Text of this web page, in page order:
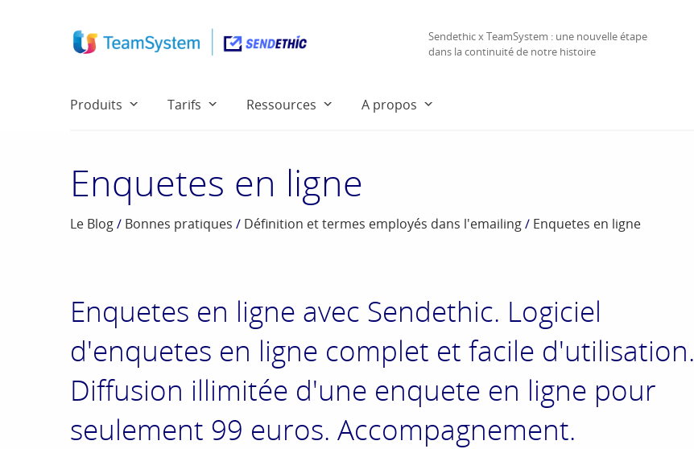
Sendethic x TeamSystem : une nouvelle étape
dans la continuité de notre histoire
Produits Tarifs Ressources A propos
Enquetes en ligne
Le Blog/ Bonnes pratiques / Définition et termes employés dans l'emailing/ Enquetes en ligne
Enquetes en ligne avec Sendethic. Logiciel
d'enquetes en ligne complet et facile d'utilisation.
Diffusion illimitée d'une enquete en ligne pour
seulement 99 euros. Accompagnement.